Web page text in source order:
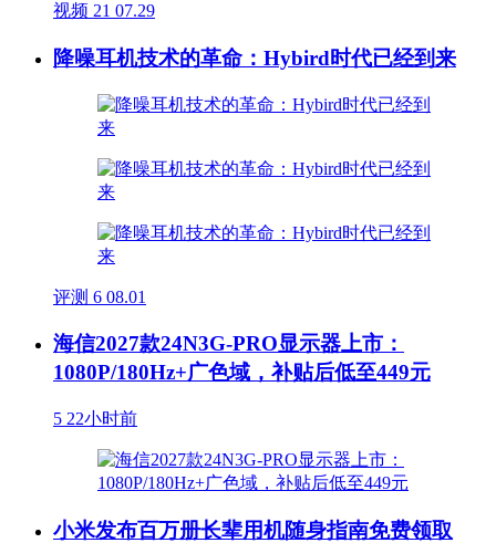
视频 21 07.29
降噪耳机技术的革命：Hybird时代已经到来
评测 6 08.01
海信2027款24N3G-PRO显示器上市：
1080P/180Hz+广色域，补贴后低至449元
5 22小时前
小米发布百万册长辈用机随身指南免费领取